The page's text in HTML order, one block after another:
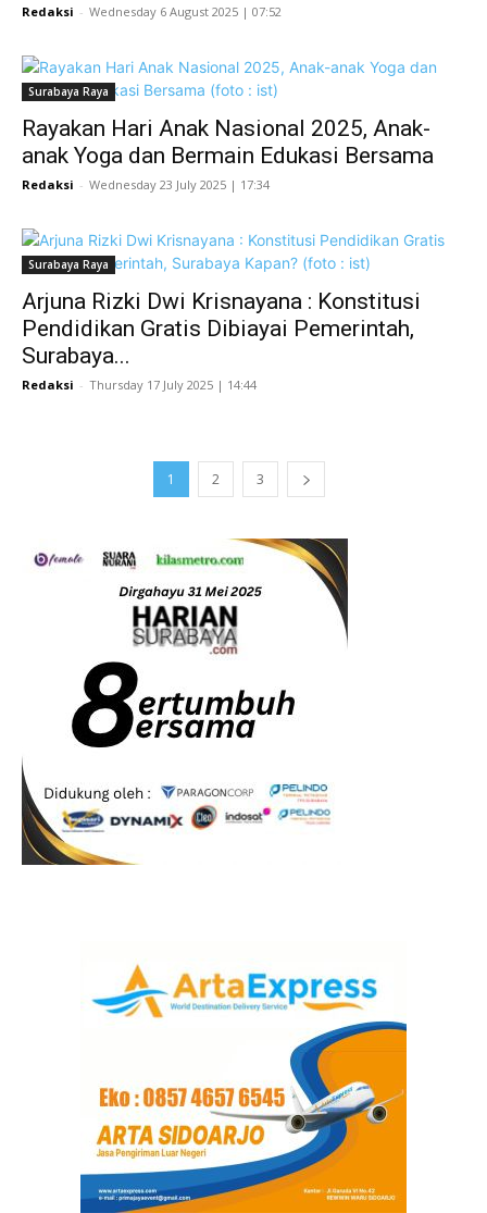
Redaksi - Wednesday 6 August 2025 | 07:52
Surabaya Raya
Rayakan Hari Anak Nasional 2025, Anak-
anak Yoga dan Bermain Edukasi Bersama
Redaksi - Wednesday 23 July 2025 | 17:34
Surabaya Raya
Arjuna Rizki Dwi Krisnayana : Konstitusi
Pendidikan Gratis Dibiayai Pemerintah,
Surabaya...
Redaksi - Thursday 17 July 2025 | 14:44
1 2 3